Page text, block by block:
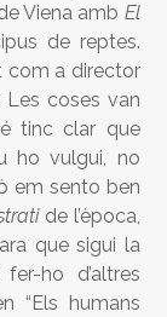
Viena amb El
de reptes.
com a director
Les coses van
tinc clar que
ho vulgui, no
em sento ben
de l’època,
que sigui la
ho d’altres
“Els humans